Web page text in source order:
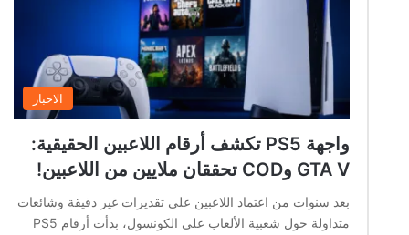
الاخبار
واجهة PS5 تكشف أرقام اللاعبين الحقيقية:
GTA V وCOD تحققان ملايين من اللاعبين!
بعد سنوات من اعتماد اللاعبين على تقديرات غير دقيقة وشائعات
متداولة حول شعبية الألعاب على الكونسول، بدأت أرقام PS5